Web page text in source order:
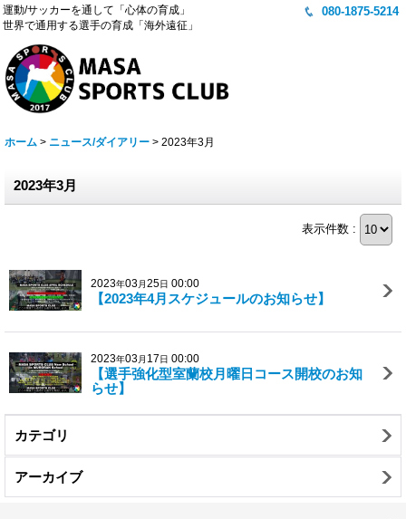
運動/サッカーを通して「心体の育成」
世界で通用する選手の育成「海外遠征」
080-1875-5214
ホーム > ニュース/ダイアリー > 2023年3月
2023年3月
表示件数 :
2023年03月 25日 00:00
【2023年4月スケジュールのお知らせ】
2023年03月 17 日 00:00
【選手強化型室蘭校月曜日コース開校のお知
らせ】
カテゴリ
アーカイブ